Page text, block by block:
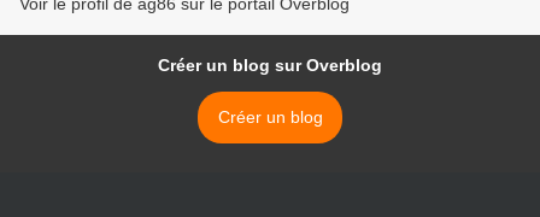
Créer un blog sur Overblog
Créer un blog